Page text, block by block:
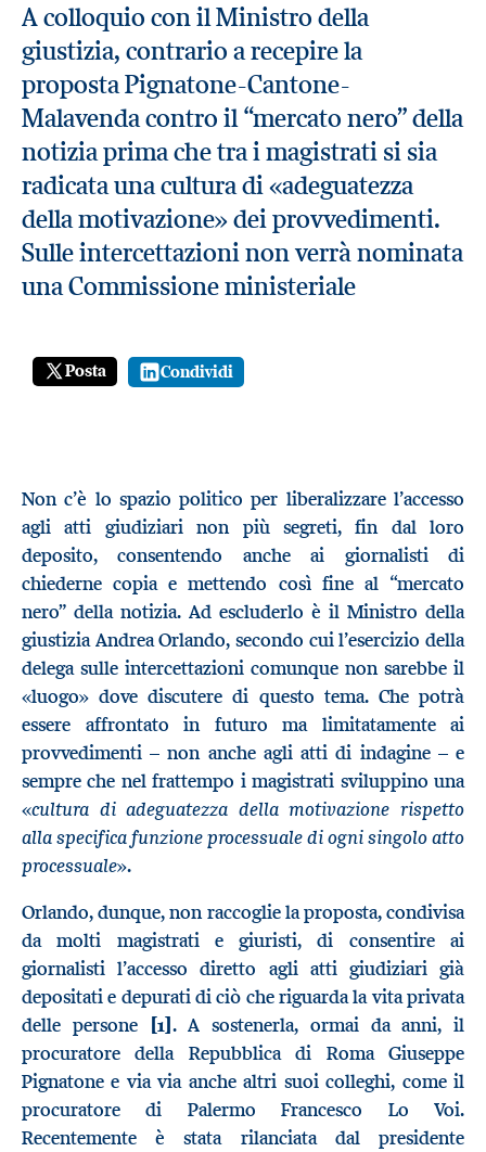
A colloquio con il Ministro della
giustizia, contrario a recepire la
proposta Pignatone-Cantone-
Malavenda contro il “mercato nero” della
notizia prima che tra i magistrati si sia
radicata una cultura di «adeguatezza
della motivazione» dei provvedimenti.
Sulle intercettazioni non verrà nominata
una Commissione ministeriale
Posta Condividi
Non c’è lo spazio politico per liberalizzare l’accesso
agli atti giudiziari non più segreti, fin dal loro
deposito, consentendo anche ai giornalisti di
chiederne copia e mettendo così fine al “mercato
nero” della notizia. Ad escluderlo è il Ministro della
giustizia Andrea Orlando, secondo cui l’esercizio della
delega sulle intercettazioni comunque non sarebbe il
«luogo» dove discutere di questo tema. Che potrà
essere affrontato in futuro ma limitatamente ai
provvedimenti – non anche agli atti di indagine – e
sempre che nel frattempo i magistrati sviluppino una
«cultura di adeguatezza della motivazione rispetto
alla specifica funzione processuale di ogni singolo atto
processuale».
Orlando, dunque, non raccoglie la proposta, condivisa
da molti magistrati e giuristi, di consentire ai
giornalisti l’accesso diretto agli atti giudiziari già
depositati e depurati di ciò che riguarda la vita privata
delle persone
[1]. A sostenerla, ormai da anni, il
procuratore della Repubblica di Roma Giuseppe
Pignatone e via via anche altri suoi colleghi, come il
procuratore di Palermo Francesco Lo Voi.
Recentemente è stata rilanciata dal presidente